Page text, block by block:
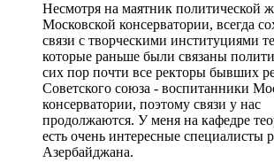
Несмотря на маятник политической
Московской консерватории, всегда
связи с творческими институциями
которые раньше были связаны
сих пор почти все ректоры бывших
Советского союза - воспитанники
консерватории, поэтому связи у нас
продолжаются. У меня на кафедре
есть очень интересные специалисты
Азербайджана.